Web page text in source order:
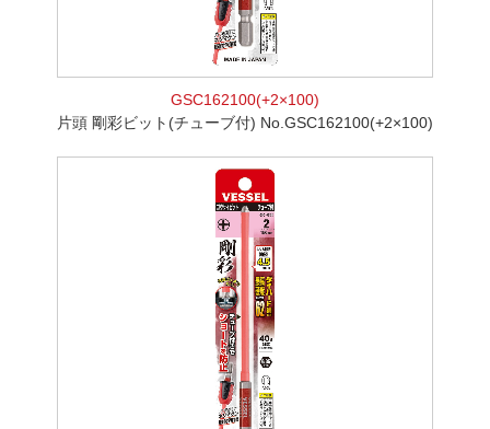
GSC162100(+2×100)
片頭 剛彩ビット(チューブ付) No.GSC162100(+2×100)